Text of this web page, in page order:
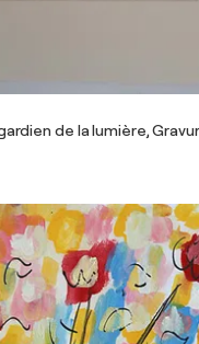
de la lumière,